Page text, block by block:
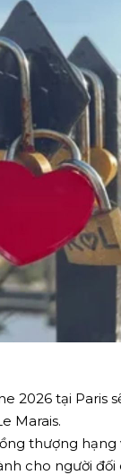
2026 tại
Marais.
thượng
cho người đối